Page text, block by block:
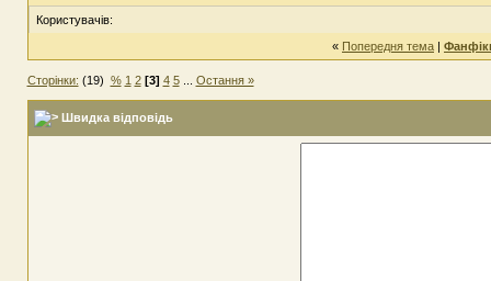
Користувачів:
« Попередня тема |
Сторінки: (19) % 1 2 [3] 4 5... Остання »
Швидка відповідь